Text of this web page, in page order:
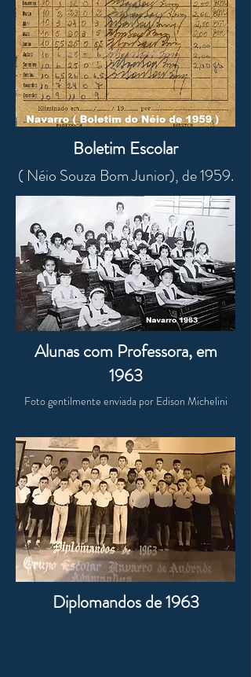
Boletim Escolar
( Néio Souza Bom Junior), de 1959.
Alunas com Professora, em
1963
Foto gentilmente enviada por Edison Michelini
Diplomandos de 1963